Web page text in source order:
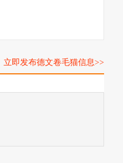
立即发布德文卷毛猫信息>>